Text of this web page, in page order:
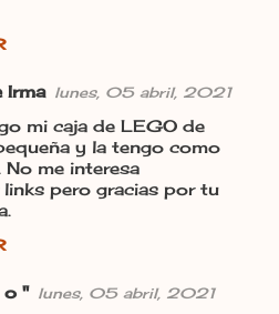
Irma lunes, 05 abril, 2021
mi caja de LEGO de
y la tengo como
me interesa
links pero gracias por tu
o " lunes, 05 abril, 2021